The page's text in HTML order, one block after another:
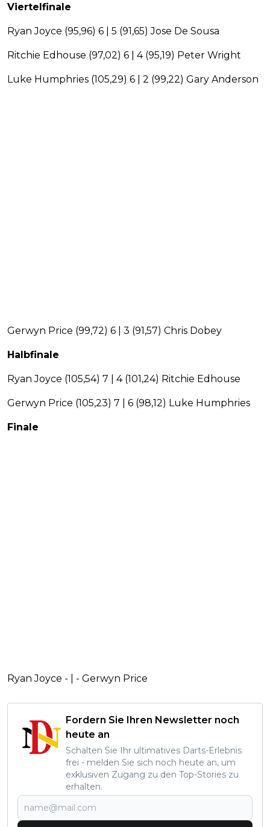
Viertelfinale
Ryan Joyce (95,96) 6 | 5 (91,65) Jose De Sousa
Ritchie Edhouse (97,02) 6 | 4 (95,19) Peter Wright
Luke Humphries (105,29) 6 | 2 (99,22) Gary Anderson
Gerwyn Price (99,72) 6 | 3 (91,57) Chris Dobey
Halbfinale
Ryan Joyce (105,54) 7 | 4 (101,24) Ritchie Edhouse
Gerwyn Price (105,23) 7 | 6 (98,12) Luke Humphries
Finale
Ryan Joyce - | - Gerwyn Price
Fordern Sie Ihren Newsletter noch
heute an
Schalten Sie Ihr ultimatives Darts-Erlebnis
frei - melden Sie sich noch heute an, um
exklusiven Zugang zu den Top-Stories zu
erhalten.